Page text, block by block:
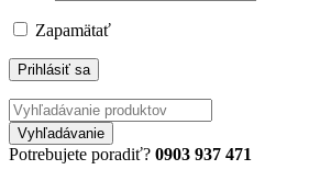
Zapamätať
Potrebujete poradiť? 0903 937 471